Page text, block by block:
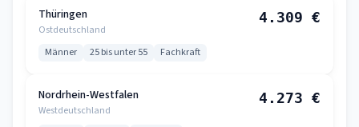
Thüringen
Ostdeutschland
4.309 €
Männer 25 bis unter 55 Fachkraft
Nordrhein-Westfalen
Westdeutschland
4.273 €